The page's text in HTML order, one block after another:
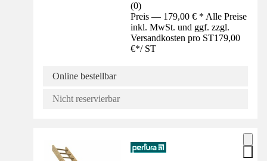
(0)
Preis — 179,00 € * Alle Preise
inkl. MwSt. und ggf. zzgl.
Versandkosten pro ST179,00
€*/ ST
Online bestellbar
Nicht reservierbar